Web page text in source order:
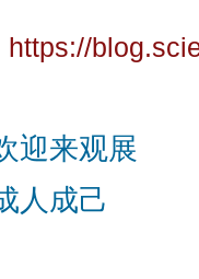
https://
迎来观展
人成己